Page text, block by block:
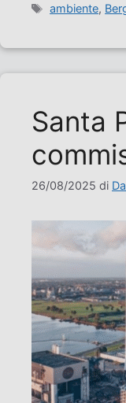
Tag
ambiente,
Santa
26/08/2025 di